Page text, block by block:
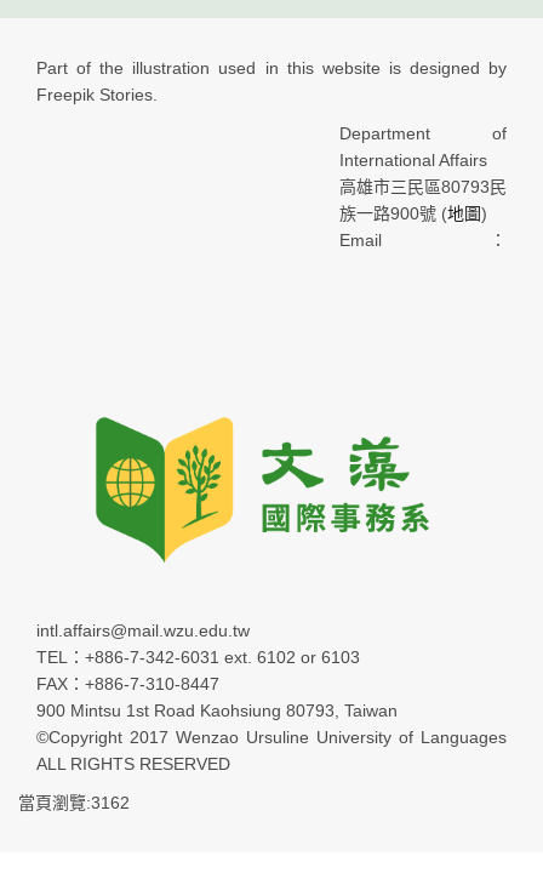
Part of the illustration used in this website is designed by
Freepik Stories.
Department of
International Affairs
高雄市三民區80793民
族一路900號 (地圖)
Email：
intl.affairs@mail.wzu.edu.tw
TEL：+886-7-342-6031 ext. 6102 or 6103
FAX：+886-7-310-8447
900 Mintsu 1st Road Kaohsiung 80793, Taiwan
©Copyright 2017 Wenzao Ursuline University of Languages
ALL RIGHTS RESERVED
當頁瀏覽:3162